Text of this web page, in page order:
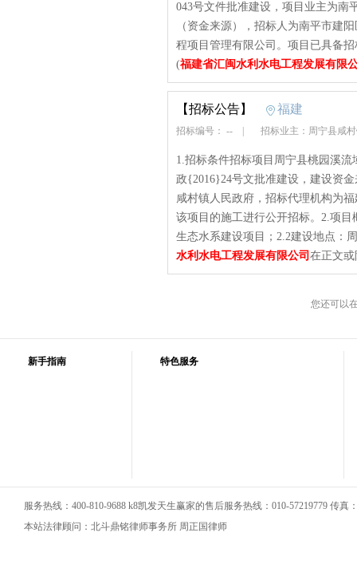
043号文件批准建设，项目业主为南
（资金来源），招标人为南平市建
程项目管理有限公司。项目已具备
(福建省汇闽水利水电工程发展有限
【招标公告】 福建
招标编号： -- 招标业主：周宁县咸
1.招标条件招标项目周宁县桃园溪
政{2016}24号文批准建设，建设资
咸村镇人民政府，招标代理机构为
该项目的施工进行公开招标。2.项
生态水系建设项目；2.2建设地点：
水利水电工程发展有限公司 在正文
您还可以
新手指南 特色服务
服务热线：400-810-9688 k8凯发天生赢家的售后服务热线：010-57219779 传真
本站法律顾问：北斗鼎铭律师事务所 周正国律师